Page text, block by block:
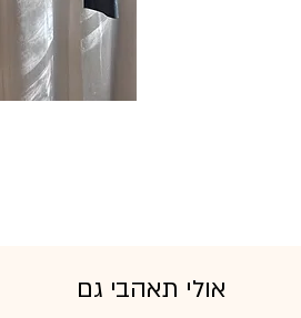
אולי תאהבי גם